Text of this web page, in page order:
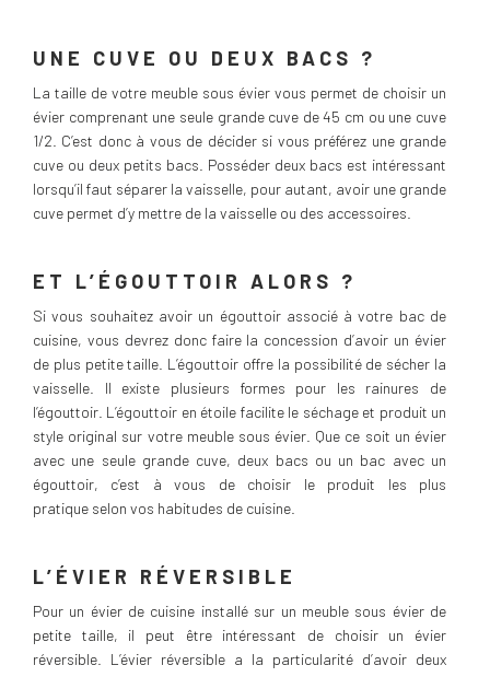
UNE CUVE OU DEUX BACS ?
La taille de votre meuble sous évier vous permet de choisir un
évier comprenant une seule grande cuve de 45 cm ou une cuve
1/2. C’est donc à vous de décider si vous préférez une grande
cuve ou deux petits bacs. Posséder deux bacs est intéressant
lorsqu’il faut séparer la vaisselle, pour autant, avoir une grande
cuve permet d’y mettre de la vaisselle ou des accessoires.
ET L’ÉGOUTTOIR ALORS ?
Si vous souhaitez avoir un égouttoir associé à votre bac de
cuisine, vous devrez donc faire la concession d’avoir un évier
de plus petite taille. L’égouttoir offre la possibilité de sécher la
vaisselle. Il existe plusieurs formes pour les rainures de
l’égouttoir. L’égouttoir en étoile facilite le séchage et produit un
style original sur votre meuble sous évier. Que ce soit un évier
avec une seule grande cuve, deux bacs ou un bac avec un
égouttoir, c’est à vous de choisir le produit les plus
pratique selon vos habitudes de cuisine.
L’ÉVIER RÉVERSIBLE
Pour un évier de cuisine installé sur un meuble sous évier de
petite taille, il peut être intéressant de choisir un évier
réversible. L’évier réversible a la particularité d’avoir deux